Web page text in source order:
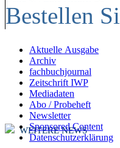
Bestellen
Aktuelle Ausgabe
Archiv
fachbuchjournal
Zeitschrift IWP
Mediadaten
Abo / Probeheft
Newsletter
Sponsored Content
Datenschutzerklärung
WEITERE NEWS